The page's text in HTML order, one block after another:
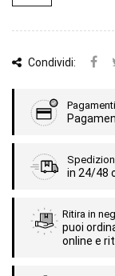
Condividi:
Pagamenti
in 24/48
Ritira in
puoi
online e